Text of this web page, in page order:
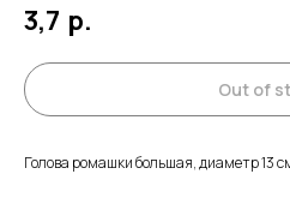
3,7 р.
Out of
Голова ромашки большая, диаметр 13